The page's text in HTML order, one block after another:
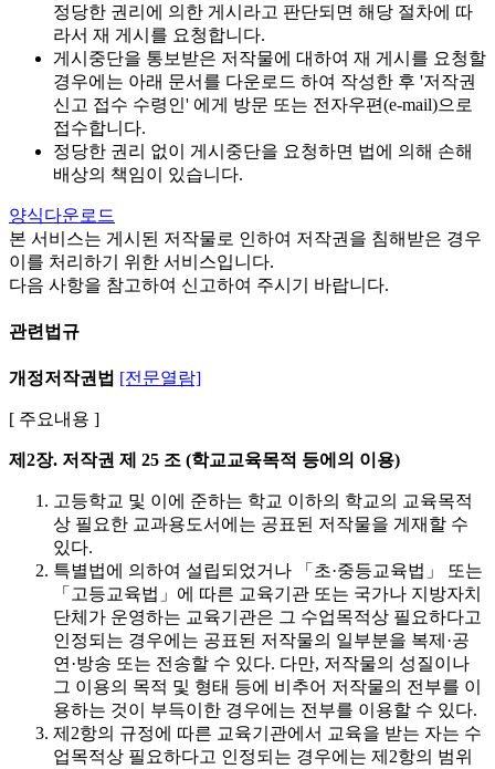
정당한 권리에 의한 게시라고 판단되면 해당 절차에 따
라서 재 게시를 요청합니다.
게시중단을 통보받은 저작물에 대하여 재 게시를 요청할
경우에는 아래 문서를 다운로드 하여 작성한 후 '저작권
신고 접수 수령인' 에게 방문 또는 전자우편(e-mail)으로
접수합니다.
정당한 권리 없이 게시중단을 요청하면 법에 의해 손해
배상의 책임이 있습니다.
양식다운로드
본 서비스는 게시된 저작물로 인하여 저작권을 침해받은 경우
이를 처리하기 위한 서비스입니다.
다음 사항을 참고하여 신고하여 주시기 바랍니다.
관련법규
개정저작권법 [전문열람]
[ 주요내용 ]
제2장. 저작권 제 25 조 (학교교육목적 등에의 이용)
고등학교 및 이에 준하는 학교 이하의 학교의 교육목적
상 필요한 교과용도서에는 공표된 저작물을 게재할 수
있다.
특별법에 의하여 설립되었거나 「초·중등교육법」 또는
「고등교육법」에 따른 교육기관 또는 국가나 지방자치
단체가 운영하는 교육기관은 그 수업목적상 필요하다고
인정되는 경우에는 공표된 저작물의 일부분을 복제·공
연·방송 또는 전송할 수 있다. 다만, 저작물의 성질이나
그 이용의 목적 및 형태 등에 비추어 저작물의 전부를 이
용하는 것이 부득이한 경우에는 전부를 이용할 수 있다.
제2항의 규정에 따른 교육기관에서 교육을 받는 자는 수
업목적상 필요하다고 인정되는 경우에는 제2항의 범위